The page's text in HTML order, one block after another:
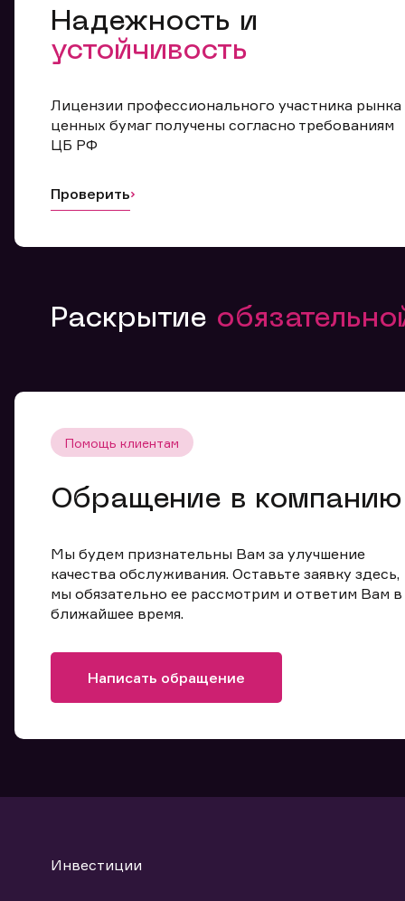
Надежность и
устойчивость
Лицензии профессионального участника рынка
ценных бумаг получены согласно требованиям
ЦБ РФ
Проверить
Раскрытие
Помощь клиентам
Обращение в компанию
Мы будем признательны Вам за улучшение
качества обслуживания. Оставьте заявку здесь,
мы обязательно ее рассмотрим и ответим Вам в
ближайшее время.
Написать обращение
Инвестиции